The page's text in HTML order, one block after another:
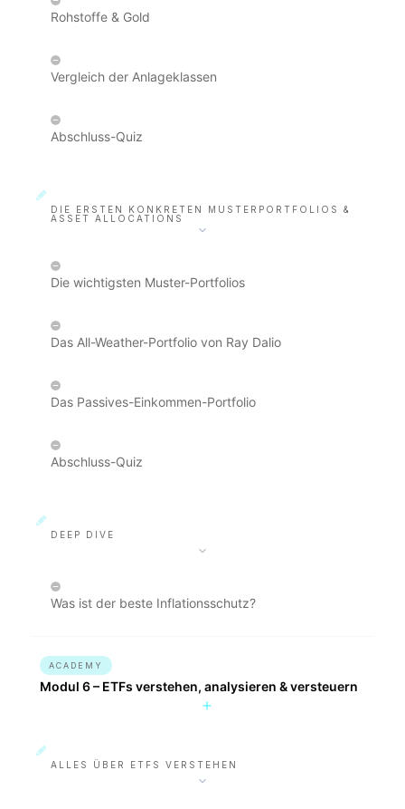
Rohstoffe & Gold
Vergleich der Anlageklassen
Abschluss-Quiz
DIE ERSTEN KONKRETEN MUSTERPORTFOLIOS &
ASSET ALLOCATIONS
Die wichtigsten Muster-Portfolios
Das All-Weather-Portfolio von Ray Dalio
Das Passives-Einkommen-Portfolio
Abschluss-Quiz
DEEP DIVE
Was ist der beste Inflationsschutz?
ACADEMY
Modul 6 – ETFs verstehen, analysieren & versteuern
ALLES ÜBER ETFS VERSTEHEN